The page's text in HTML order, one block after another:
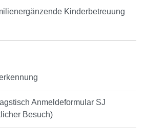
Kinderbetreuung
Anmeldeformular SJ
Besuch)